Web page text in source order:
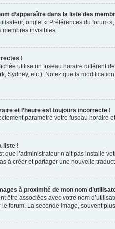
d’apparaître dans la liste des
onglet « Préférences du forum
membres invisibles.
!
utilise un fuseau horaire différent
Sydney, etc.). Notez que la
et l’heure est toujours incorrecte !
paramétré votre fuseau horaire
liste !
que l’administrateur n’ait pas installé
à créer et partager une nouvelle
à proximité de mon nom
être associées avec votre nom
forum. La seconde image, souvent